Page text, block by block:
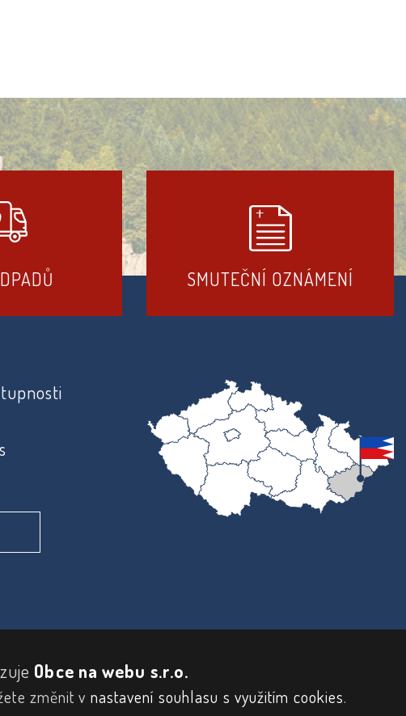
SMUTEČNÍ OZNÁMENÍ
Obce na webu s.r.o.
změnit v nastavení souhlasu s využitím cookies.